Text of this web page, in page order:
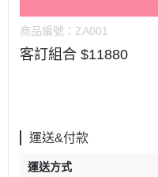
商品編號： ZA001
客訂組合 $11880
運送&付款
運送方式